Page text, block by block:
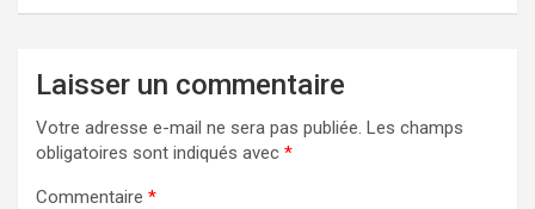
Laisser un commentaire
Votre adresse e-mail ne sera pas publiée. Les champs
obligatoires sont indiqués avec *
Commentaire *